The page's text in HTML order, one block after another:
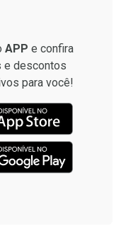
APP e confira
e descontos
para você!